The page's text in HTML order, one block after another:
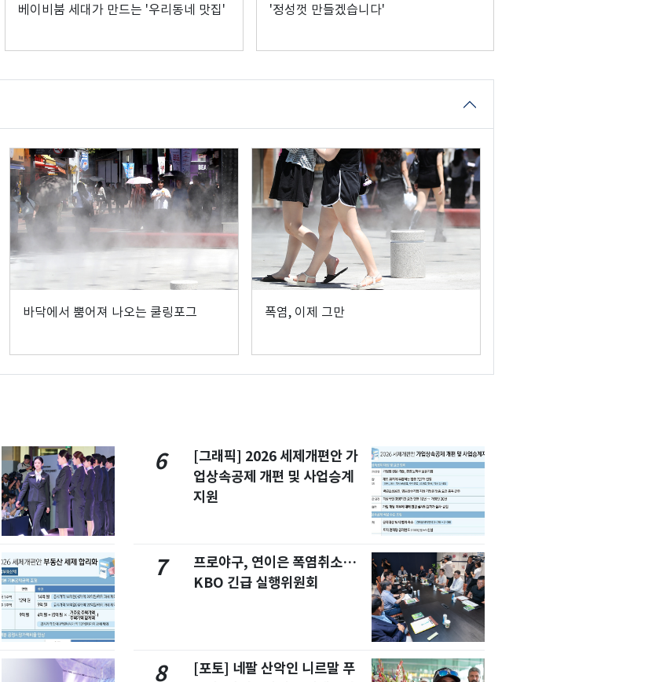
베이비붐 세대가 만드는 '우리동네 맛집' '정성껏 만들겠습니다'
바닥에서 뿜어져 나오는 쿨링포그 폭염, 이제 그만
6
[그래픽] 2026 세제개편안 가
업상속공제 개편 및 사업승계
지원
7
프로야구, 연이은 폭염취소…
KBO 긴급 실행위원회
8
[포토] 네팔 산악인 니르말 푸